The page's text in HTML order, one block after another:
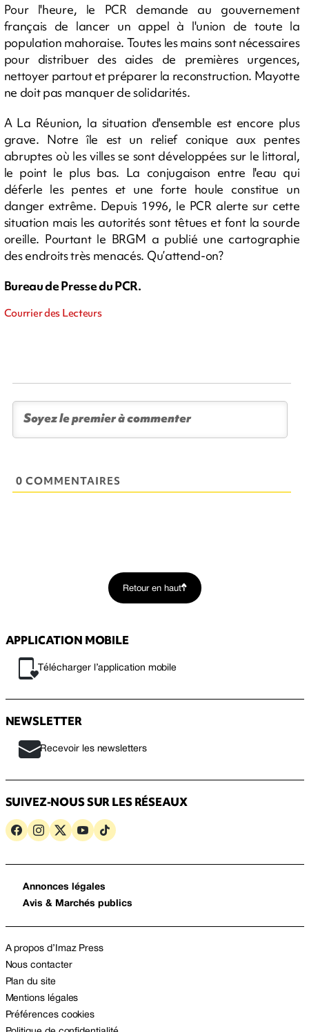
Pour l'heure, le PCR demande au gouvernement
français de lancer un appel à l'union de toute la
population mahoraise. Toutes les mains sont nécessaires
pour distribuer des aides de premières urgences,
nettoyer partout et préparer la reconstruction. Mayotte
ne doit pas manquer de solidarités.
A La Réunion, la situation d'ensemble est encore plus
grave. Notre île est un relief conique aux pentes
abruptes où les villes se sont développées sur le littoral,
le point le plus bas. La conjugaison entre l'eau qui
déferle les pentes et une forte houle constitue un
danger extrême. Depuis 1996, le PCR alerte sur cette
situation mais les autorités sont têtues et font la sourde
oreille. Pourtant le BRGM a publié une cartographie
des endroits très menacés. Qu’attend-on?
Bureau de Presse du PCR.
Courrier des Lecteurs
0 COMMENTAIRES
Retour en haut
APPLICATION MOBILE
Télécharger l’application mobile
NEWSLETTER
Recevoir les newsletters
SUIVEZ-NOUS SUR LES RÉSEAUX
Annonces légales
Avis & Marchés publics
A propos d’Imaz Press
Nous contacter
Plan du site
Mentions légales
Préférences cookies